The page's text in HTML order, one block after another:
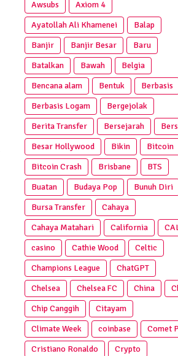
Awsubs
Axiom 4
Ayatollah Ali Khamenei
Balap
Banjir
Banjir Besar
Baru
Batalkan
Bawah
Belgia
Bencana alam
Bentuk
Berbasis
Berbasis Logam
Bergejolak
Berita Transfer
Bersejarah
Besar Hollywood
Bikin
Bitcoin
Bitcoin Crash
Brisbane
BTS
Buatan
Budaya Pop
Bunuh Diri
Bursa Transfer
Cahaya
Cahaya Matahari
California
casino
Cathie Wood
Celtic
Champions League
ChatGPT
Chelsea
Chelsea FC China
Chip Canggih
Citayam
Climate Week
coinbase
Comet
Cristiano Ronaldo
Crypto